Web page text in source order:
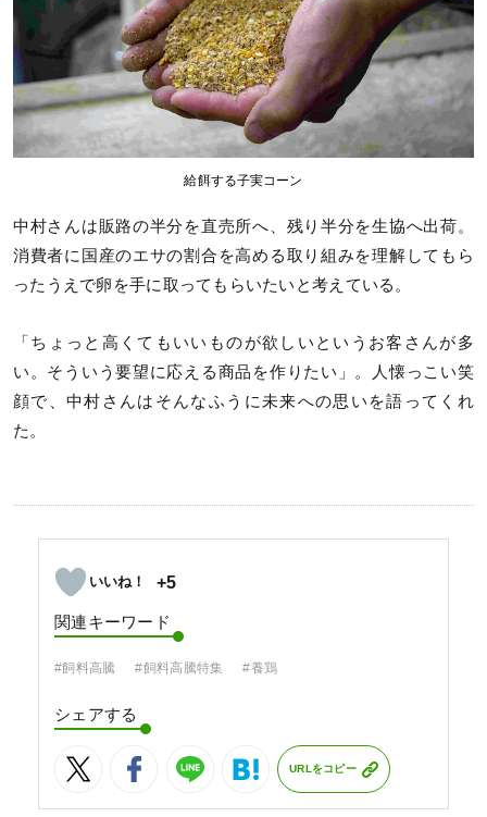
給餌する子実コーン
中村さんは販路の半分を直売所へ、残り半分を生協へ出荷。
消費者に国産のエサの割合を高める取り組みを理解してもら
ったうえで卵を手に取ってもらいたいと考えている。
「ちょっと高くてもいいものが欲しいというお客さんが多
い。そういう要望に応える商品を作りたい」。人懐っこい笑
顔で、中村さんはそんなふうに未来への思いを語ってくれ
た。
+5
関連キーワード
#飼料高騰 #飼料高騰特集 #養鶏
シェアする
URLをコピー